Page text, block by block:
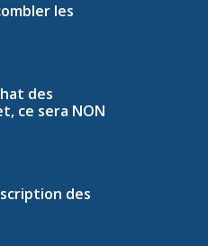
les
des
ce sera NON
des